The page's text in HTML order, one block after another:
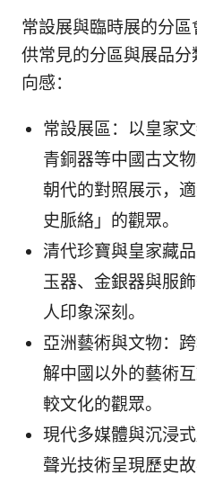
常設展與臨時展的分
供常見的分區與展品
向感：
常設展區：以皇家
青銅器等中國古文
朝代的對照展示，
史脈絡」的觀眾。
清代珍寶與皇家藏
玉器、金銀器與服
人印象深刻。
亞洲藝術與文物：
解中國以外的藝術
較文化的觀眾。
現代多媒體與沉浸
聲光技術呈現歷史